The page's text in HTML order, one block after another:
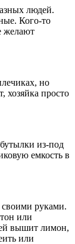
людей.
Кого-то
желают
но
хозяйка просто
из-под
емкость в
руками.
или
вышит лимон,
или